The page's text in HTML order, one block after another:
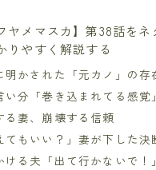
ヤメマスカ】第38話をネ
りやすく解説する
明かされた「元カノ」の存
い分「巻き込まれてる感覚」
る妻、崩壊する信頼
てもいい？」妻が下した決
ける夫「出て行かないで！」